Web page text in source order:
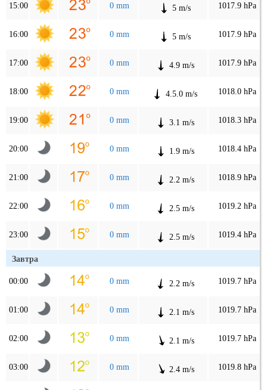
15:00 0 mm 5 m/s 1017.9 hPa
16:00 0 mm 5 m/s 1017.9 hPa
17:00 0 mm 4.9 m/s 1017.9 hPa
18:00 0 mm 4.5.0 m/s 1018.0 hPa
19:00 0 mm 3.1 m/s 1018.3 hPa
20:00 0 mm 1.9 m/s 1018.4 hPa
21:00 0 mm 2.2 m/s 1018.9 hPa
22:00 0 mm 2.5 m/s 1019.2 hPa
23:00 0 mm 2.5 m/s 1019.4 hPa
Завтра
00:00 0 mm 2.2 m/s 1019.7 hPa
01:00 0 mm 2.1 m/s 1019.7 hPa
02:00 0 mm 2.1 m/s 1019.7 hPa
03:00 0 mm 2.4 m/s 1019.8 hPa